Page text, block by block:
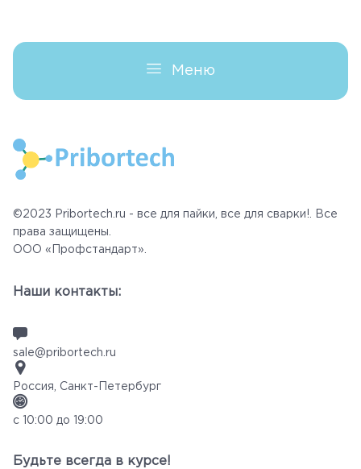
Меню
©2023 Pribortech.ru - все для пайки, все для сварки!. Все
права защищены.
ООО «Профстандарт».
Наши контакты:
sale@pribortech.ru
Россия, Санкт-Петербург
с 10:00 до 19:00
Будьте всегда в курсе!